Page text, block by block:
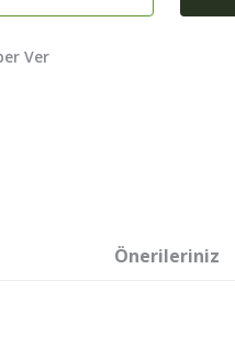
Ver
Önerileriniz